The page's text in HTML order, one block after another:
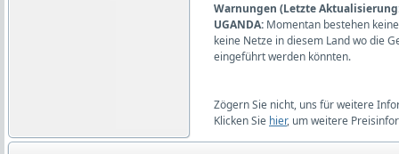
Warnungen (Letzte
UGANDA: Momentan bestehen
keine Netze in diesem Land wo die
eingeführt werden könnten.
Zögern Sie nicht, uns für weitere
Klicken Sie hier, um weitere